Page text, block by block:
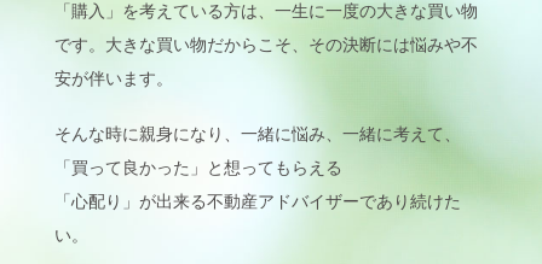
「購入」を考えている方は、一生に一度の大きな買い物
です。大きな買い物だからこそ、その決断には悩みや不
安が伴います。
そんな時に親身になり、一緒に悩み、一緒に考えて、
「買って良かった」と想ってもらえる
「心配り」が出来る不動産アドバイザーであり続けた
い。